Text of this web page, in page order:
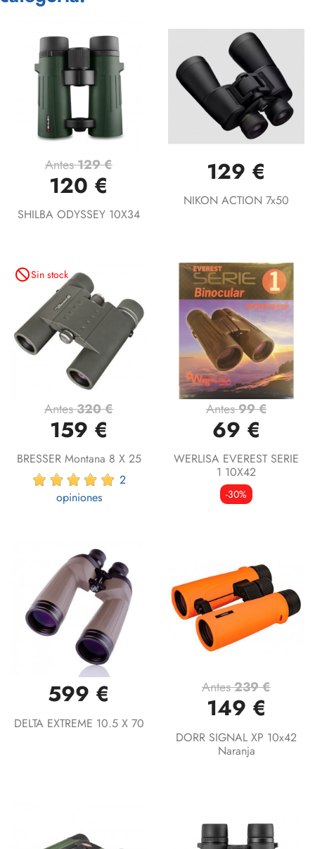
Antes129 €
120 €
SHILBA ODYSSEY 10X34
129 €
NIKON ACTION 7x50
not_interestedSin stock
Antes320 €
159 €
BRESSER Montana 8 X 25
2
opiniones
Antes99 €
69 €
WERLISA EVEREST SERIE
1 10X42
-30%
599 €
DELTA EXTREME 10.5 X 70
Antes239 €
149 €
DORR SIGNAL XP 10x42
Naranja